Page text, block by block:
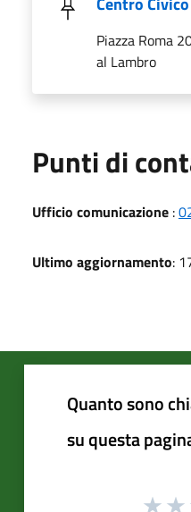
Piazza Roma
al Lambro
Punti di
Ufficio comunicazione :
Ultimo aggiornamento:
Quanto sono
su questa